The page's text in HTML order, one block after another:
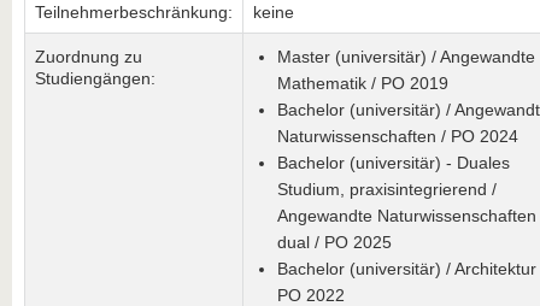
Teilnehmerbeschränkung: keine
Zuordnung zu
Studiengängen:
Master (universitär) / Angewandte
Mathematik / PO 2019
Bachelor (universitär) /
Naturwissenschaften / PO 2024
Bachelor (universitär) - Duales
Studium, praxisintegrierend /
Angewandte Naturwissenschaften
dual / PO 2025
Bachelor (universitär) / Architektur
PO 2022